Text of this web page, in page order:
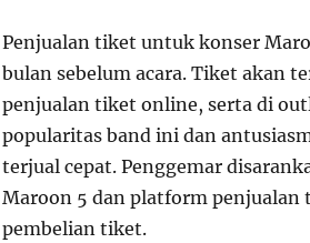
Penjualan tiket untuk konser
bulan sebelum acara. Tiket akan
penjualan tiket online, serta di
popularitas band ini dan
terjual cepat. Penggemar
Maroon 5 dan platform
pembelian tiket.